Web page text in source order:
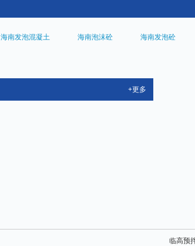
海南发泡混凝土 海南泡沫砼 海南发泡砼
+更多
临高预